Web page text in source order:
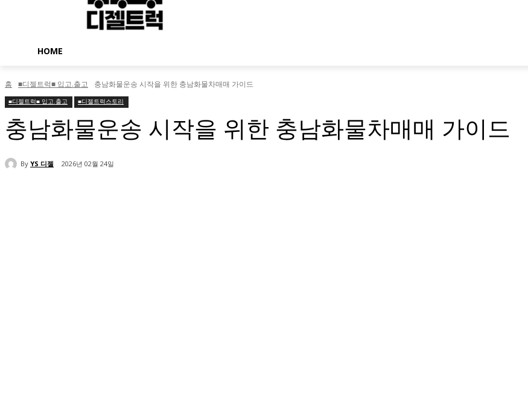
HOME
홈 ■디젤트럭■ 입고.출고 충남화물운송 시작을 위한 충남화물차매매 가이드
■디젤트럭■ 입고.출고 ■디젤트럭스토리
충남화물운송 시작을 위한 충남화물차매매 가이드
By YS 디젤 2026년 02월 24일